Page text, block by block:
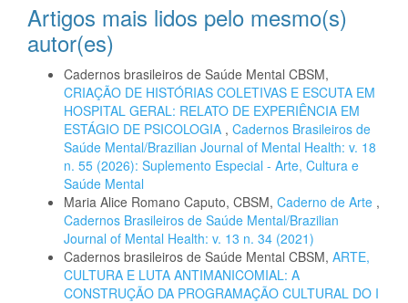
Artigos mais lidos pelo mesmo(s)
autor(es)
Cadernos brasileiros de Saúde Mental CBSM,
CRIAÇÃO DE HISTÓRIAS COLETIVAS E ESCUTA EM
HOSPITAL GERAL: RELATO DE EXPERIÊNCIA EM
ESTÁGIO DE PSICOLOGIA , Cadernos Brasileiros de
Saúde Mental/Brazilian Journal of Mental Health: v. 18
n. 55 (2026): Suplemento Especial - Arte, Cultura e
Saúde Mental
Maria Alice Romano Caputo, CBSM, Caderno de Arte ,
Cadernos Brasileiros de Saúde Mental/Brazilian
Journal of Mental Health: v. 13 n. 34 (2021)
Cadernos brasileiros de Saúde Mental CBSM, ARTE,
CULTURA E LUTA ANTIMANICOMIAL: A
CONSTRUÇÃO DA PROGRAMAÇÃO CULTURAL DO I